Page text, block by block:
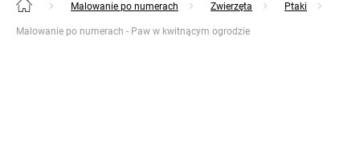
Home Malowanie po numerach Zwierzęta Ptaki
Malowanie po numerach - Paw w kwitnącym ogrodzie